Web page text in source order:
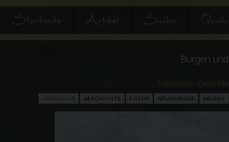
Startseite Artikel Suche
Burgen
Marosújvár - Ocna
GESCHICHTE FOTOS GRUNDRISSE ARCHIV